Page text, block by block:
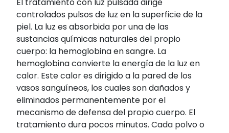
controlados pulsos de luz en la superficie de la
piel. La luz es absorbida por una de las
sustancias químicas naturales del propio
cuerpo: la hemoglobina en sangre. La
hemoglobina convierte la energía de la luz en
calor. Este calor es dirigido a la pared de los
vasos sanguíneos, los cuales son dañados y
eliminados permanentemente por el
mecanismo de defensa del propio cuerpo. El
tratamiento dura pocos minutos. Cada polvo o